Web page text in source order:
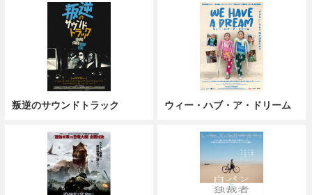
叛逆のサウンドトラック ウィー・ハブ・ア・ドリーム